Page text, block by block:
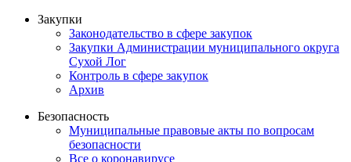
Закупки
Законодательство в сфере закупок
Закупки Администрации муниципального округа
Сухой Лог
Контроль в сфере закупок
Архив
Безопасность
Муниципальные правовые акты по вопросам
безопасности
Все о коронавирусе